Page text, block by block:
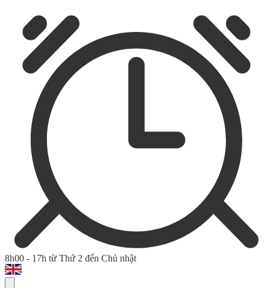
8h00 - 17h từ Thứ 2 đến Chủ nhật